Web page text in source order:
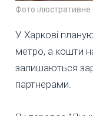
Фото ілюстративне
У Харкові
метро, а кошти
залишаються
партнерами.